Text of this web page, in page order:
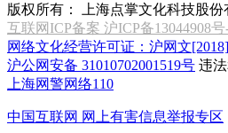
版权所有：
上海点掌文化科技股份
互联网ICP备案 沪ICP备13044908号
网络文化经营许可证：沪网文
沪公网安备 31010702001519号 违
上海网警网络110
中国互联网 网上有害信息举报专区